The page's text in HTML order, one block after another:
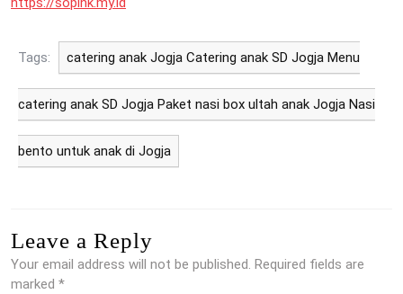
Tags: catering anak Jogja Catering anak SD Jogja Menu
catering anak SD Jogja Paket nasi box ultah anak Jogja Nasi
bento untuk anak di Jogja
Leave a Reply
Your email address will not be published. Required fields are
marked *